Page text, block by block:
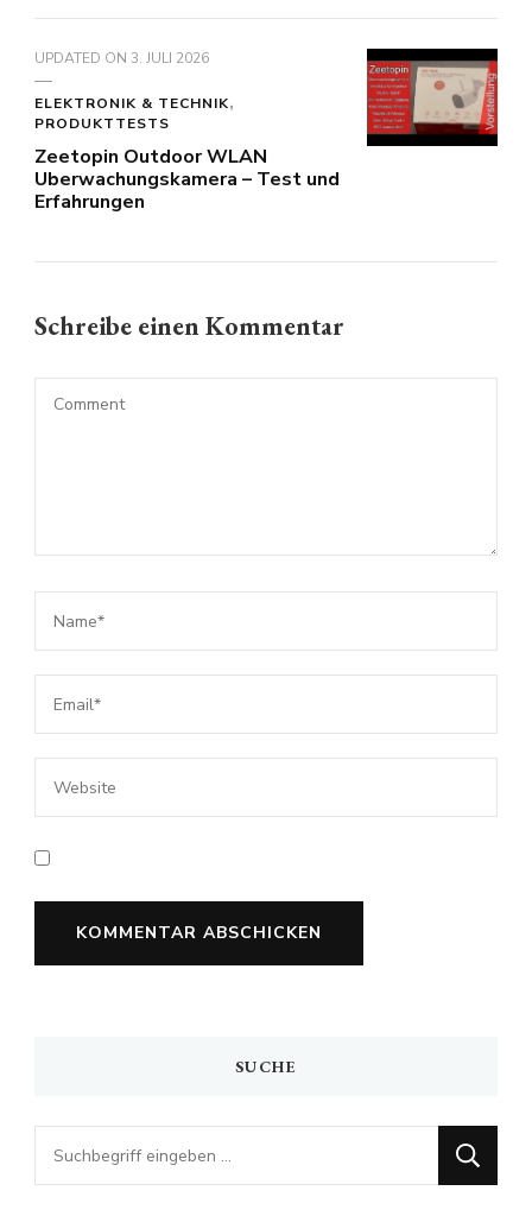
UPDATED ON 3. JULI 2026
ELEKTRONIK & TECHNIK
PRODUKTTESTS
Zeetopin Outdoor WLAN
Uberwachungskamera – Test und
Erfahrungen
Schreibe einen Kommentar
SUCHE
Looking
for